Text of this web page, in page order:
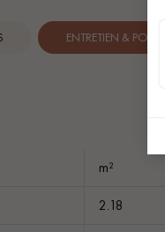
ENTRETIEN & POSE
m²
2.18